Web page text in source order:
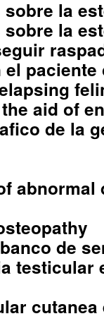
la
la
aid of
de la
abnormal
de
testicular
cutanea